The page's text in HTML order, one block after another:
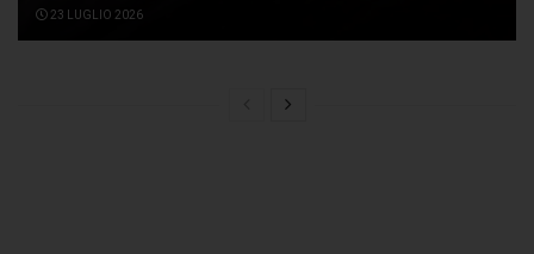
23 LUGLIO 2026